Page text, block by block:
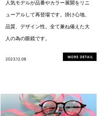
人気モデルが品番やカラー展開をリニ
ューアルして再登場です。掛け心地、
品質、デザイン性。全て兼ね備えた大
人の為の眼鏡です。
2023.12.08